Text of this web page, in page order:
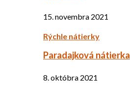
15. novembra 2021
Rýchle nátierky
Paradajková nátierka
8. októbra 2021